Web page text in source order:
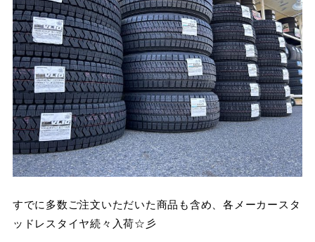
すでに多数ご注文いただいた商品も含め、各メーカースタ
ッドレスタイヤ続々入荷☆彡